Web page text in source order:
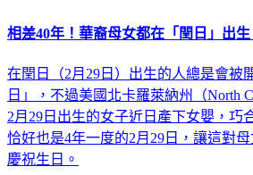
相差40年！華裔母女都在「閏日」出
在閏日（2月29日）出生的人總是會被
日」，不過美國北卡羅萊納州（North
2月29日出生的女子近日產下女嬰，巧
恰好也是4年一度的2月29日，讓這對
慶祝生日。